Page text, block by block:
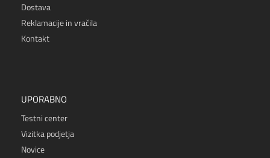
Dostava
Reklamacije in vračila
Kontakt
UPORABNO
Testni center
Vizitka podjetja
Novice